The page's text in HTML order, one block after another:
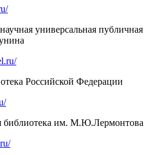
универсальная публичная
Российской Федерации
библиотека им. М.Ю.Лермонтова